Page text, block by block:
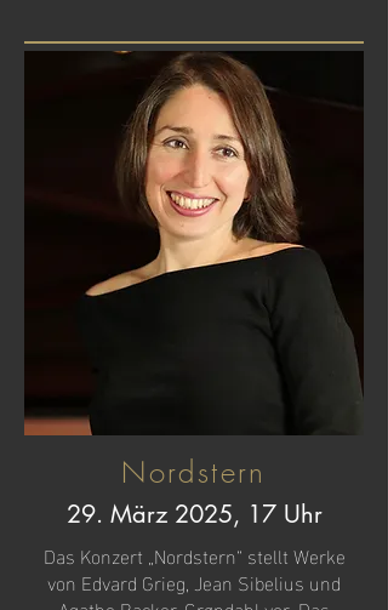
Nordstern
29. März 2025, 17 Uhr
Das Konzert „Nordstern“ stellt Werke
von Edvard Grieg, Jean Sibelius und